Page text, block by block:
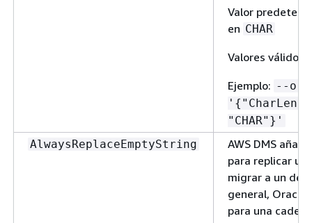
Valor
en CHAR
Valores válidos:
Ejemplo: --
' {
"CHAR"}'
AlwaysReplaceEmptyString
AWS DMS
para replicar
migrar a un
general, Oracle
para una